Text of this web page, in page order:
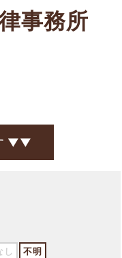
事務所
▼▼
し 不明